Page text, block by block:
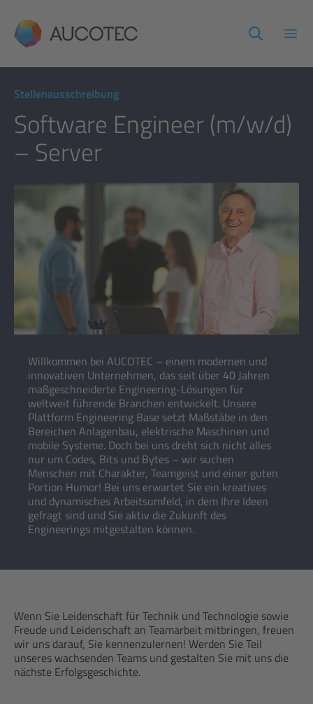
AUCOTEC
Stellenausschreibung
Software Engineer (m/w/d)
– Server
Willkommen bei AUCOTEC – einem modernen und
innovativen Unternehmen, das seit über 40 Jahren
maßgeschneiderte Engineering-Lösungen für
weltweit führende Branchen entwickelt. Unsere
Plattform Engineering Base setzt Maßstäbe in den
Bereichen Anlagenbau, elektrische Maschinen und
mobile Systeme. Doch bei uns dreht sich nicht alles
nur um Codes, Bits und Bytes – wir suchen
Menschen mit Charakter, Teamgeist und einer guten
Portion Humor! Bei uns erwartet Sie ein kreatives
und dynamisches Arbeitsumfeld, in dem Ihre Ideen
gefragt sind und Sie aktiv die Zukunft des
Engineerings mitgestalten können.
Wenn Sie Leidenschaft für Technik und Technologie sowie
Freude und Leidenschaft an Teamarbeit mitbringen, freuen
wir uns darauf, Sie kennenzulernen! Werden Sie Teil
unseres wachsenden Teams und gestalten Sie mit uns die
nächste Erfolgsgeschichte.